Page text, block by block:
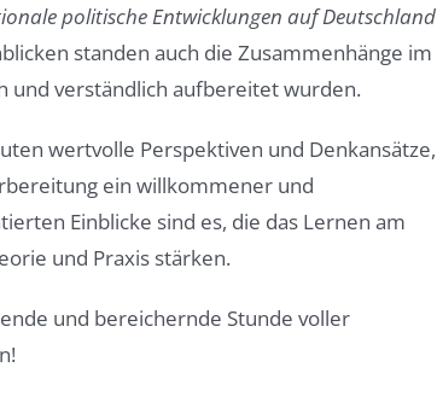
politische Entwicklungen auf Deutschland
standen auch die Zusammenhänge im
und verständlich aufbereitet wurden.
wertvolle Perspektiven und Denkansätze,
ein willkommener und
Einblicke sind es, die das Lernen am
und Praxis stärken.
und bereichernde Stunde voller